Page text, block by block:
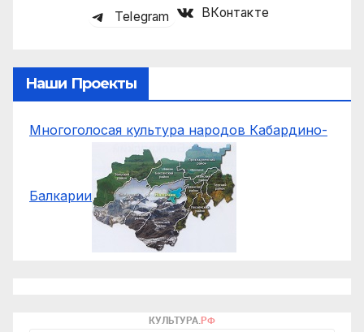
Telegram ВКонтакте
Наши Проекты
Многоголосая культура народов Кабардино-
Балкарии